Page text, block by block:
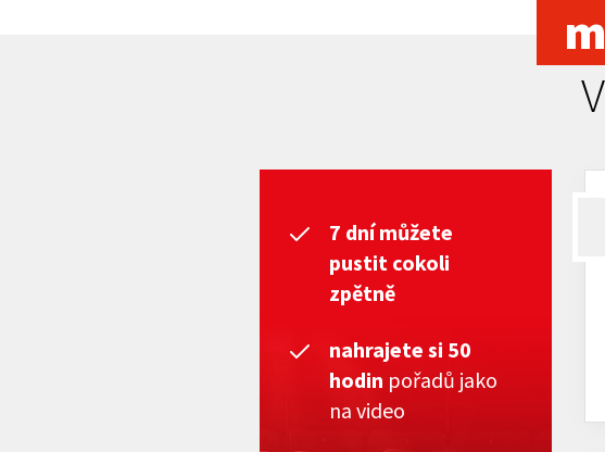
7 dní můžete
pustit cokoli
zpětně
nahrajete si 50
hodin pořadů jako
na video